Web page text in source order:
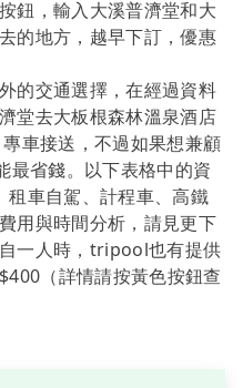
鈕，輸入大溪普濟堂和大
的地方，越早下訂，優惠
的交通選擇，在經過資料
堂去大板根森林溫泉酒店
車接送，不過如果想兼顧
最省錢。以下表格中的資
租車自駕、計程車、高鐵
用與時間分析，請見更下
一人時，tripool也有提供
（詳情請按黃色按鈕查